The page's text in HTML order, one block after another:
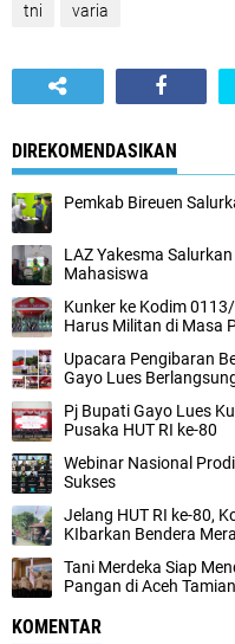
tni varia
DIREKOMENDASIKAN
Pemkab Bireuen
LAZ Yakesma
Mahasiswa
Kunker ke Kodim
Harus Militan di Masa
Upacara Pengibaran
Gayo Lues
Pj Bupati Gayo Lues
Pusaka HUT RI ke-80
Webinar Nasional
Sukses
Jelang HUT RI ke-80,
KIbarkan Bendera
Tani Merdeka Siap
Pangan di Aceh
KOMENTAR